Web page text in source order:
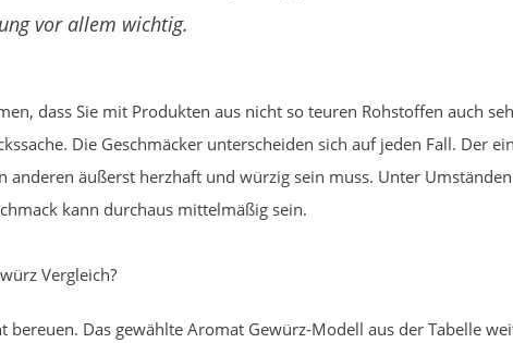
vor allem wichtig.
dass Sie mit Produkten aus nicht so teuren Rohstoffen auch
Die Geschmäcker unterscheiden sich auf jeden Fall. Der
anderen äußerst herzhaft und würzig sein muss. Unter
kann durchaus mittelmäßig sein.
Vergleich?
bereuen. Das gewählte Aromat Gewürz-Modell aus der Tabelle